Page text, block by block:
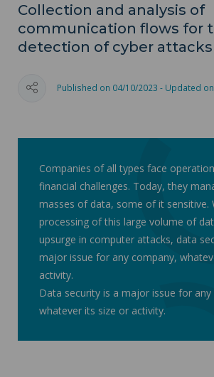
Collection and analysis of
communication flows for
detection of cyber attacks
Published on 04/10/2023 - Updated
Companies of all types face
financial challenges. Today, they
masses of data, some of it sensitive.
processing of this large volume of
upsurge in computer attacks, data
major issue for any company,
activity.
Data security is a major issue for any
whatever its size or activity.